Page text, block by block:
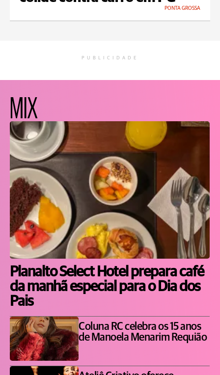
PONTA GROSSA
PUBLICIDADE
MIX
Planalto Select Hotel prepara café
da manhã especial para o Dia dos
Pais
Coluna RC celebra os 15 anos
de Manoela Menarim Requião